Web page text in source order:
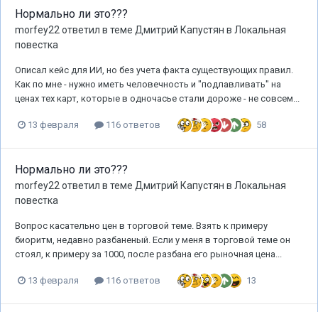
Нормально ли это???
morfey22 ответил в теме Дмитрий Капустян в Локальная
повестка
Описал кейс для ИИ, но без учета факта существующих правил.
Как по мне - нужно иметь человечность и "подлавливать" на
ценах тех карт, которые в одночасье стали дороже - не совсем...
13 февраля 116 ответов 58
Нормально ли это???
morfey22 ответил в теме Дмитрий Капустян в Локальная
повестка
Вопрос касательно цен в торговой теме. Взять к примеру
биоритм, недавно разбаненый. Если у меня в торговой теме он
стоял, к примеру за 1000, после разбана его рыночная цена...
13 февраля 116 ответов 13